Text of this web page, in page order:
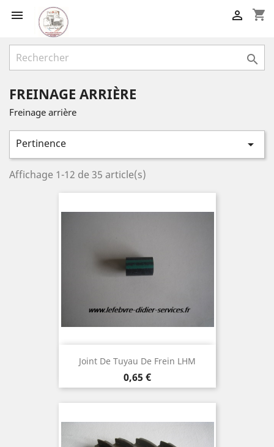
 shopping_cart


FREINAGE ARRIÈRE
Freinage arrière
Pertinence 
Affichage 1-12 de 35 article(s)
Joint De Tuyau De Frein LHM
Prix
0,65 €